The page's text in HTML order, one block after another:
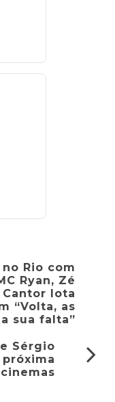
Rio com
Ryan, Zé
lota
“Volta, as
sua falta”
Sérgio